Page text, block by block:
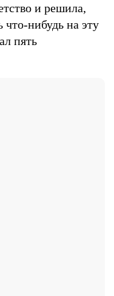
и решила,
что-нибудь на эту
пять